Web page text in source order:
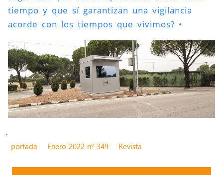
tiempo y que sí garantizan una vigilancia
acorde con los tiempos que vivimos? •
.
portada
Enero 2022 nº 349 Revista